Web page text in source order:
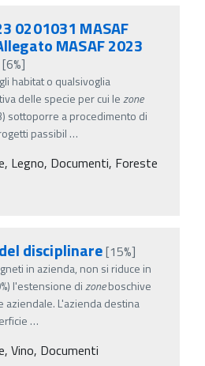
0201031 MASAF
MASAF 2023
[6%]
habitat o qualsivoglia
delle specie per cui lezone
sottoporre a procedimento di
passibil …
Legno, Documenti, Foreste
disciplinare[15%]
in azienda, non si riduce in
l'estensione dizoneboschive
aziendale. L'azienda destina
…
Vino, Documenti